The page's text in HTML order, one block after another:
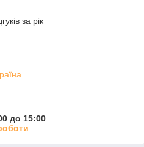
за рік
до 15:00